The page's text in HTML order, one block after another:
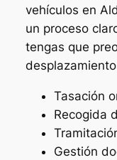
vehículos en
un proceso
tengas que
Tasación
Recogida
Gestión